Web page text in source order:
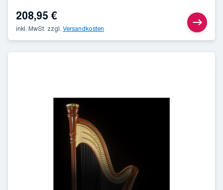
208,95 €
inkl. MwSt. zzgl. Versandkosten